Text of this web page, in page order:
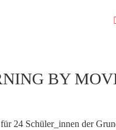
BY
24 Schüler_innen der